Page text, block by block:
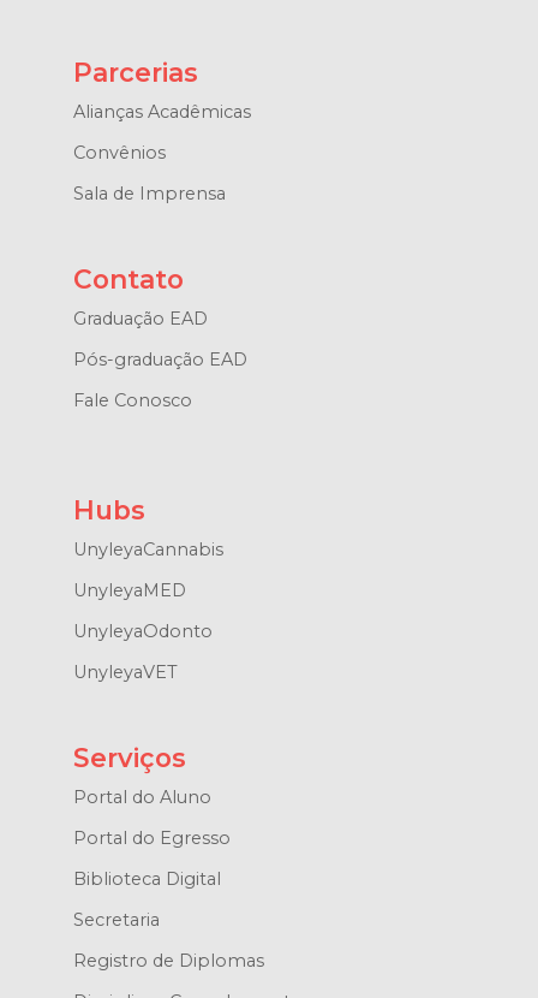
Parcerias
Alianças Acadêmicas
Convênios
Sala de Imprensa
Contato
Graduação EAD
Pós-graduação EAD
Fale Conosco
Hubs
UnyleyaCannabis
UnyleyaMED
UnyleyaOdonto
UnyleyaVET
Serviços
Portal do Aluno
Portal do Egresso
Biblioteca Digital
Secretaria
Registro de Diplomas